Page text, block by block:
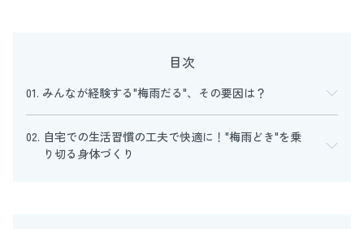
院長、木村好珠先生に、"梅雨だる"の要因とその対処法を伺いまし
た。
目次
01. みんなが経験する"梅雨だる"、その要因は？
02. 自宅での生活習慣の工夫で快適に！"梅雨どき"を乗
り切る身体づくり